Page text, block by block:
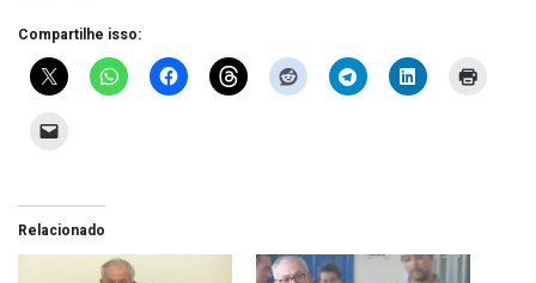
Compartilhe isso:
Relacionado